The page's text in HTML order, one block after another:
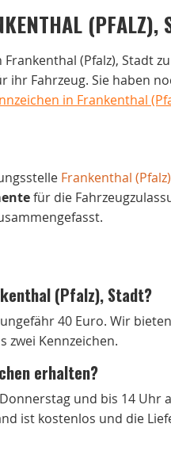
(PFALZ),
Frankenthal (Pfalz), Stadt
ihr Fahrzeug. Sie haben
in Frankenthal
Frankenthal
für die
(Pfalz), Stadt?
40 Euro. Wir
zwei Kennzeichen.
erhalten?
und bis 14 Uhr
ist kostenlos und die